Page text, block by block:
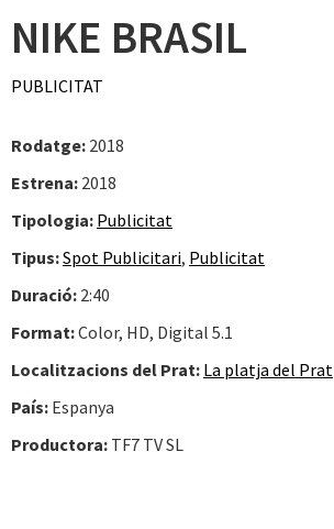
NIKE BRASIL
PUBLICITAT
Rodatge: 2018
Estrena: 2018
Tipologia: Publicitat
Tipus:Spot Publicitari, Publicitat
Duració: 2:40
Format:Color, HD, Digital 5.1
Localitzacions del Prat: La platja del Prat
País: Espanya
Productora: TF7 TV SL